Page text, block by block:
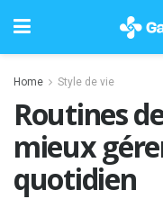
Home Style de vie
Routines
mieux
quotidien